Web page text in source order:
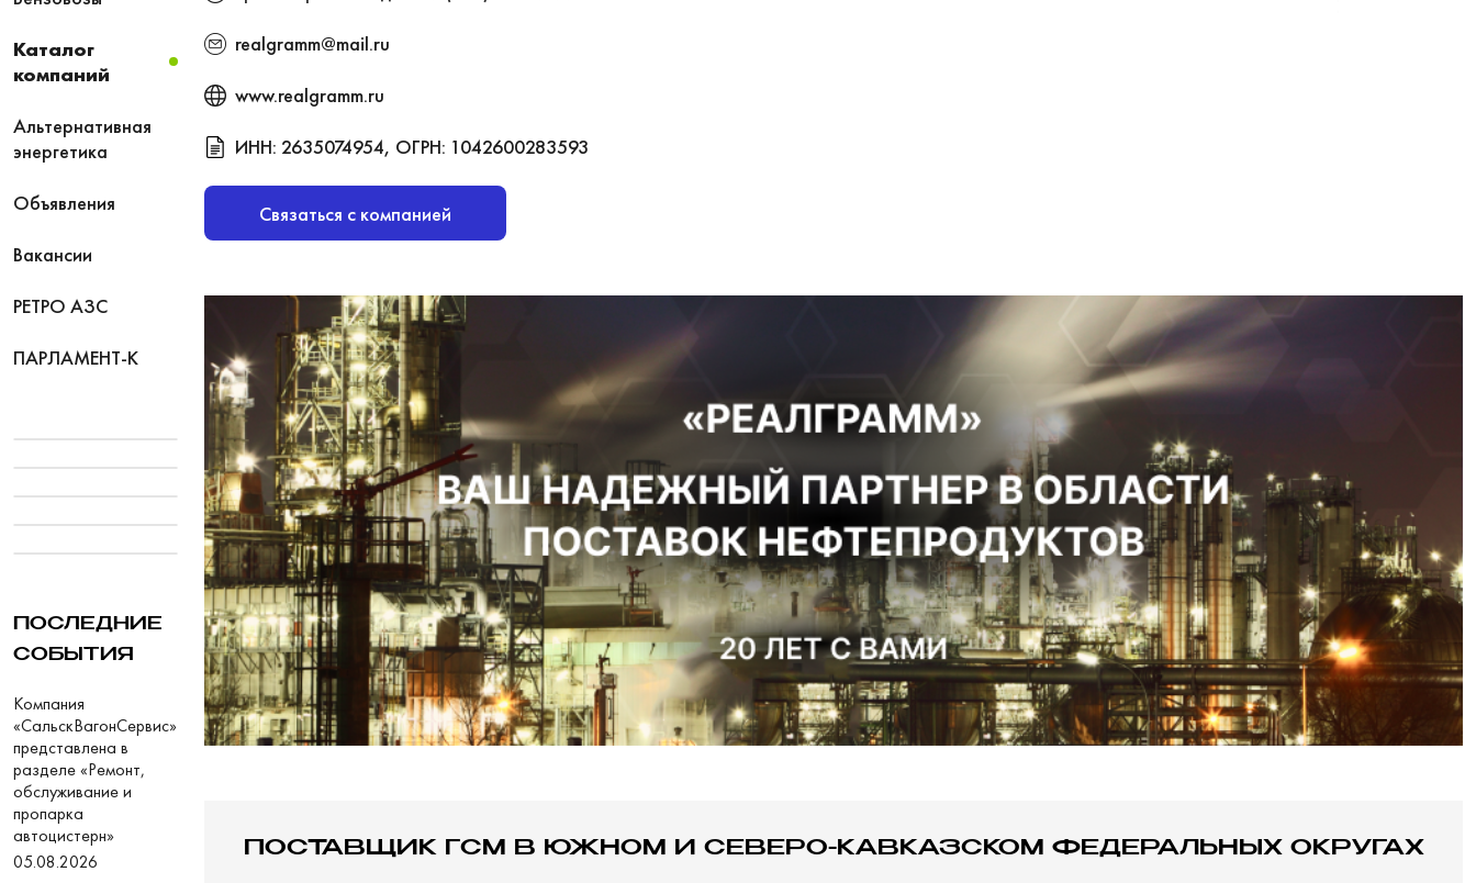
Каталог
компаний
Альтернативная
энергетика
Объявления
Вакансии
РЕТРО АЗС
ПАРЛАМЕНТ-К
ПОСЛЕДНИЕ
СОБЫТИЯ
Компания
«СальскВагонСервис»
представлена в
разделе «Ремонт,
обслуживание и
пропарка
автоцистерн»
05.08.2026
realgramm@mail.ru
www.realgramm.ru
ИНН: 2635074954, ОГРН: 1042600283593
Связаться с компанией
ПОСТАВЩИК ГСМ В ЮЖНОМ И СЕВЕРО-КАВКАЗСКОМ ФЕДЕРАЛЬНЫХ ОКРУГАХ